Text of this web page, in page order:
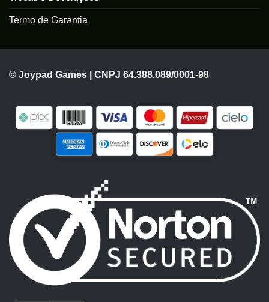
Termo de Garantia
© Joypad Games | CNPJ 64.388.089/0001-98